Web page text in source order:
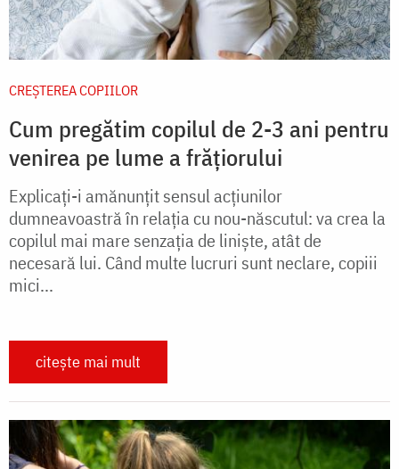
CREŞTEREA COPIILOR
Cum pregătim copilul de 2-3 ani pentru
venirea pe lume a frățiorului
Explicați-i amănunțit sensul acțiunilor
dumneavoastră în relația cu nou-născutul: va crea la
copilul mai mare senzația de liniște, atât de
necesară lui. Când multe lucruri sunt neclare, copiii
mici...
citește mai mult